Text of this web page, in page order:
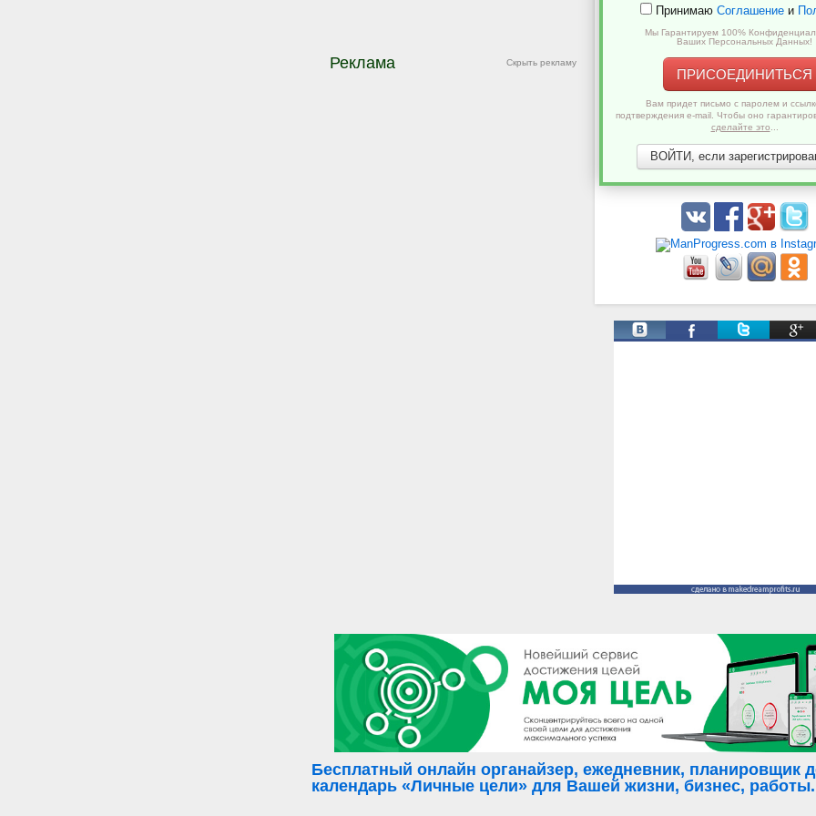
Скрыть рекламу
Реклама
Принимаю Соглашениеи
Мы Гарантируем 100%
Ваших Персональных Данных!
ПРИСОЕДИНИТЬСЯ
Вам придет письмо с паролем и
подтверждения e-mail. Чтобы оно
сделайте это
ВОЙТИ, если
Бесплатный онлайн органайзер, ежедневник, планировщик
календарь «Личные цели» для Вашей жизни, бизнес,